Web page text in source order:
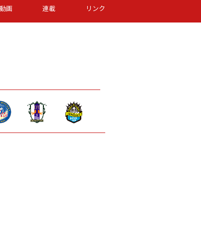
第16節 09/06 (日) 15:00
- -
動画 連載 リンク